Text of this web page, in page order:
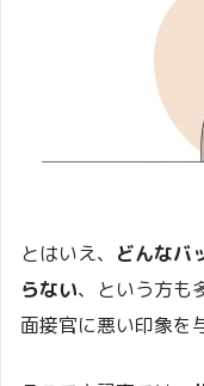
とはいえ、 どんなバ
らない、という方も
面接官に悪い印象を